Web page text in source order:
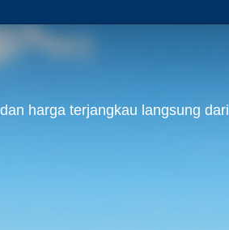
harga terjangkau langsung dari